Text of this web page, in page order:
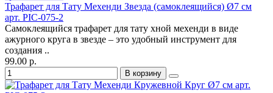
Трафарет для Тату Мехенди Звезда (самоклеящийся) Ø7 см
арт. PIC-075-2
Самоклеящийся трафарет для тату хной мехенди в виде
ажурного круга в звезде – это удобный инструмент для
создания ..
99.00 р.
В корзину